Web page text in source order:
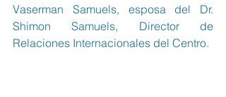
Vaserman Samuels, esposa del Dr.
Shimon Samuels, Director de
Relaciones Internacionales del Centro.